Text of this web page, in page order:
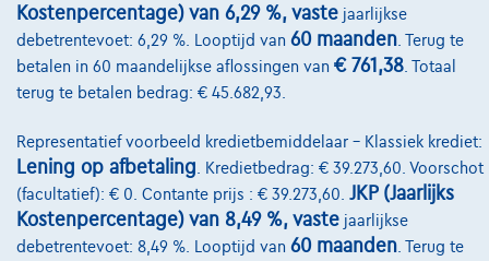
Kostenpercentage) van 6,29 %, vaste jaarlijkse
debetrentevoet: 6,29 %. Looptijd van 60 maanden. Terug te
betalen in 60 maandelijkse aflossingen van € 761,38. Totaal
terug te betalen bedrag: € 45.682,93.
Representatief voorbeeld kredietbemiddelaar – Klassiek krediet:
Lening op afbetaling . Kredietbedrag: € 39.273,60. Voorschot
(facultatief): € 0. Contante prijs : € 39.273,60. JKP (Jaarlijks
Kostenpercentage) van 8,49 %, vaste jaarlijkse
debetrentevoet: 8,49 %. Looptijd van 60 maanden . Terug te
Word klant
Wie zijn we
Kwaliteitscharter
Onze dealers
Onze partners
Onze team